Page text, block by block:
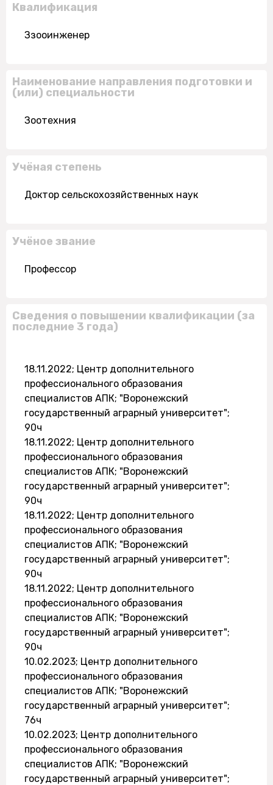
Квалификация
Ззооинженер
Наименование направления подготовки и
(или) специальности
Зоотехния
Учёная степень
Доктор сельскохозяйственных наук
Учёное звание
Профессор
Сведения о повышении квалификации (за
последние 3 года)
18.11.2022; Центр дополнительного
профессионального образования
специалистов АПК; "Воронежский
государственный аграрный университет";
90ч
18.11.2022; Центр дополнительного
профессионального образования
специалистов АПК; "Воронежский
государственный аграрный университет";
90ч
18.11.2022; Центр дополнительного
профессионального образования
специалистов АПК; "Воронежский
государственный аграрный университет";
90ч
18.11.2022; Центр дополнительного
профессионального образования
специалистов АПК; "Воронежский
государственный аграрный университет";
90ч
10.02.2023; Центр дополнительного
профессионального образования
специалистов АПК; "Воронежский
государственный аграрный университет";
76ч
10.02.2023; Центр дополнительного
профессионального образования
специалистов АПК; "Воронежский
государственный аграрный университет";